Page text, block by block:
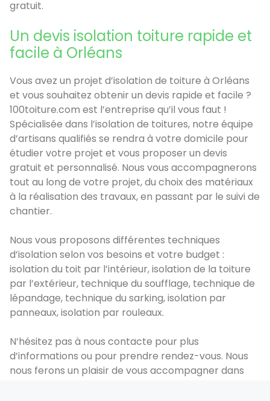
gratuit.
Un devis isolation toiture rapide et
facile à Orléans
Vous avez un projet d’isolation de toiture à Orléans
et vous souhaitez obtenir un devis rapide et facile ?
100toiture.com est l’entreprise qu’il vous faut !
Spécialisée dans l’isolation de toitures, notre équipe
d’artisans qualifiés se rendra à votre domicile pour
étudier votre projet et vous proposer un devis
gratuit et personnalisé. Nous vous accompagnerons
tout au long de votre projet, du choix des matériaux
à la réalisation des travaux, en passant par le suivi de
chantier.
Nous vous proposons différentes techniques
d’isolation selon vos besoins et votre budget :
isolation du toit par l’intérieur, isolation de la toiture
par l’extérieur, technique du soufflage, technique de
lépandage, technique du sarking, isolation par
panneaux, isolation par rouleaux.
N’hésitez pas à nous contacte pour plus
d’informations ou pour prendre rendez-vous. Nous
nous ferons un plaisir de vous accompagner dans